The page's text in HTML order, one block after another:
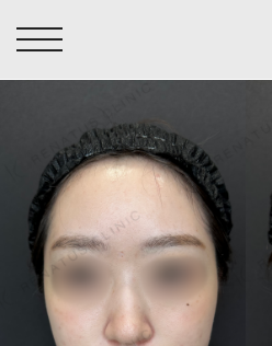
ヒアルロン酸注入症例一覧
医療脱毛症例一覧
アートメイク症例一覧
クリニック一覧
ヒアルロン酸注入
Doctor
担当医師から探す
副田 周
製剤
ザーフ